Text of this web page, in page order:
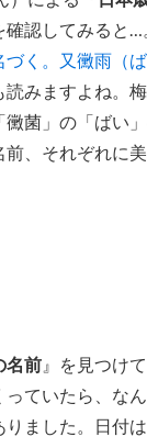
確認してみると
く。又黴雨（
みますよね。
菌」の「ばい
前、それぞれに
名前 』を見つけ
っていたら、な
ました。日付